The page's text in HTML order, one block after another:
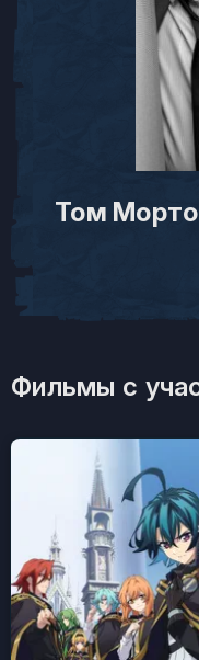
Том
Фильмы с